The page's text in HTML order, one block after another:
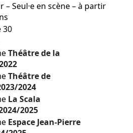
– Seul·e en scène – à partir
30
Théâtre de la
Théâtre de
2024
La Scala
2025
Espace Jean-Pierre